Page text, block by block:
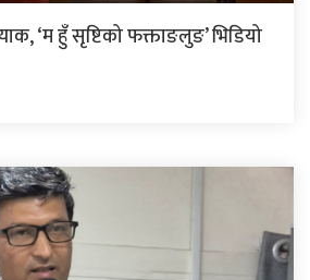
‘म हुँ सृष्टिको फक्ताङलुङ’ भिडियो